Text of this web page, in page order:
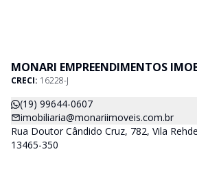
MONARI EMPREENDIMENTOS
CRECI: 16228-J
(19) 99644-0607
imobiliaria@monariimoveis.com.br
Rua Doutor Cândido Cruz, 782, Vila
13465-350